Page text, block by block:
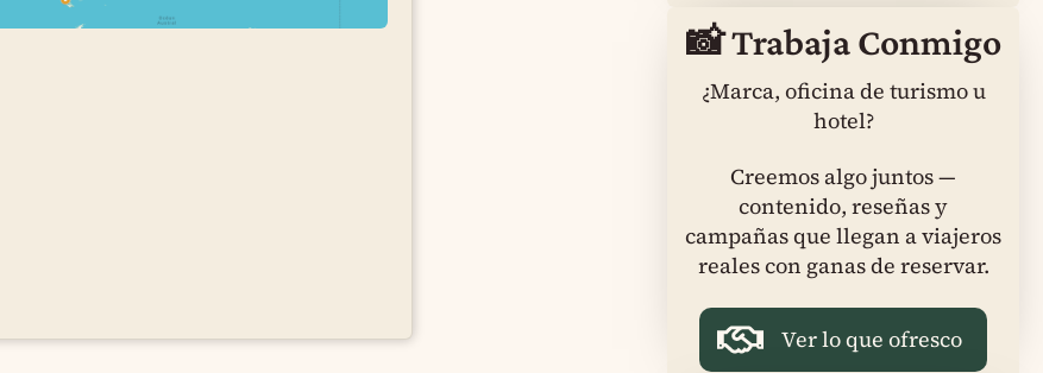
📸 Trabaja Conmigo
¿Marca, oficina de turismo u
hotel?
Creemos algo juntos —
contenido, reseñas y
campañas que llegan a viajeros
reales con ganas de reservar.
Ver lo que ofresco